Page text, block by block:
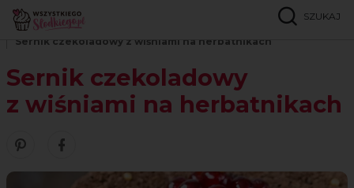
SZUKAJ
Strona główna
Sernik czekoladowy z wiśniami na herbatnikach
Sernik czekoladowy
z wiśniami na herbatnikach
Zobacz nasze piny w serwisie Pinterest
Udostępnij ten przepis w serwisie Facebook